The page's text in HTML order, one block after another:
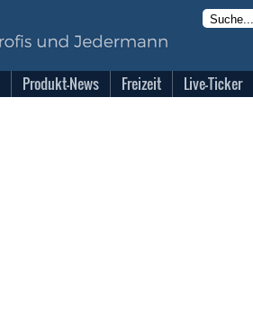
Produkt-News Freizeit Live-Ticker